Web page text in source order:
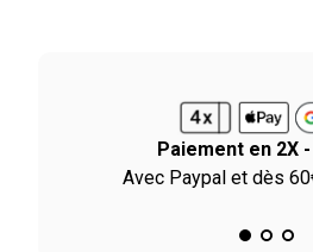
Paiement en 2X -
Avec Paypal et dès